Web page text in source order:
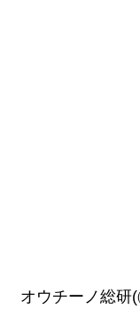
オウチーノ総研